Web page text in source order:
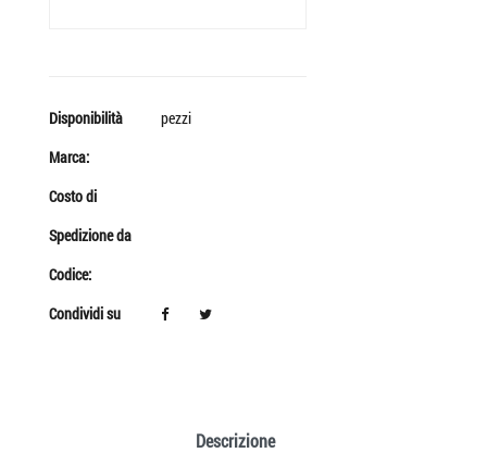
Disponibilità
pezzi
Marca:
Costo di
Spedizione da
Codice:
Condividi su
Descrizione